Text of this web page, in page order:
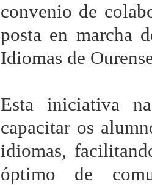
convenio de
posta en marcha
Idiomas de
Esta iniciativa
capacitar os
idiomas,
óptimo de